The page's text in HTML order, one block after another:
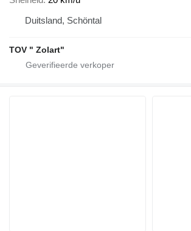
Duitsland, Schöntal
TOV " Zolart"